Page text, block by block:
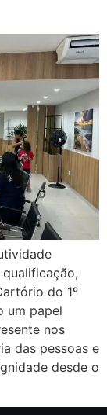
do 1º
um papel
nos
das pessoas e
desde o